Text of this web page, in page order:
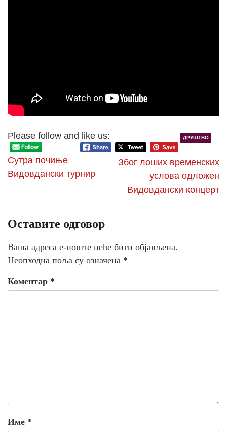
Please follow and like us: ДРУШТВО
Сутра почиње
Видовдански турнир
Због лоших временских
услова одложен
Видовдански концерт
Оставите одговор
Ваша адреса е-поште неће бити објављена.
Неопходна поља су означена *
Коментар *
Име *